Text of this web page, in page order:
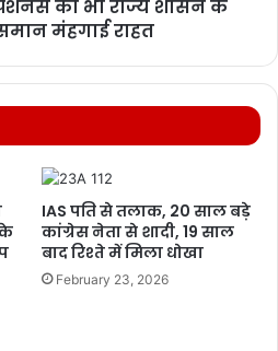
को भी राज्य शासन के
मंहगाई राहत
IAS पति से तलाक, 20 साल बड़े
कांग्रेस नेता से शादी, 19 साल
बाद रिश्ते में मिला धोखा
February 23, 2026